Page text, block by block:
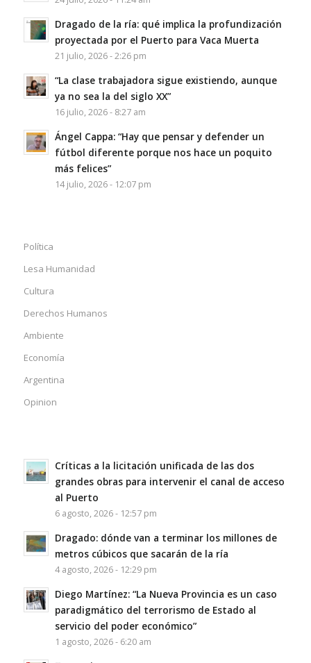
Dragado de la ría: qué implica la profundización
proyectada por el Puerto para Vaca Muerta
21 julio, 2026 - 2:26 pm
“La clase trabajadora sigue existiendo, aunque
ya no sea la del siglo XX”
16 julio, 2026 - 8:27 am
Ángel Cappa: “Hay que pensar y defender un
fútbol diferente porque nos hace un poquito
más felices”
14 julio, 2026 - 12:07 pm
Política
Lesa Humanidad
Cultura
Derechos Humanos
Ambiente
Economía
Argentina
Opinion
Críticas a la licitación unificada de las dos
grandes obras para intervenir el canal de acceso
al Puerto
6 agosto, 2026 - 12:57 pm
Dragado: dónde van a terminar los millones de
metros cúbicos que sacarán de la ría
4 agosto, 2026 - 12:29 pm
Diego Martínez: “La Nueva Provincia es un caso
paradigmático del terrorismo de Estado al
servicio del poder económico”
1 agosto, 2026 - 6:20 am